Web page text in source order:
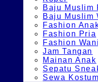
Baju Muslim
Baju Muslim
Fashion
Fashion Pria
Fashion
Jam Tangan
Mainan Anak
Sepatu
Sewa